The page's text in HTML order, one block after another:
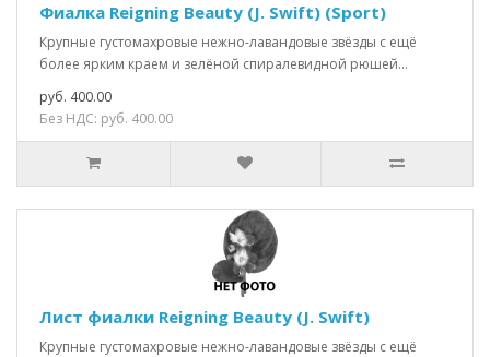
Фиалка Reigning Beauty (J. Swift) (Sport)
Крупные густомахровые нежно-лавандовые звёзды с ещё
более ярким краем и зелёной спиралевидной рюшей...
руб. 400.00
Без НДС: руб. 400.00
Лист фиалки Reigning Beauty (J. Swift)
Крупные густомахровые нежно-лавандовые звёзды с ещё